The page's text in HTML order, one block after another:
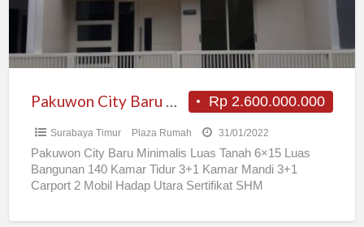
Rp 2.600.000.000
Surabaya Timur Plaza Rumah 31/01/2022
Pakuwon City Baru Minimalis Luas Tanah 6×15 Luas
Bangunan 140 Kamar Tidur 3+1 Kamar Mandi 3+1
Carport 2 Mobil Hadap Utara Sertifikat SHM